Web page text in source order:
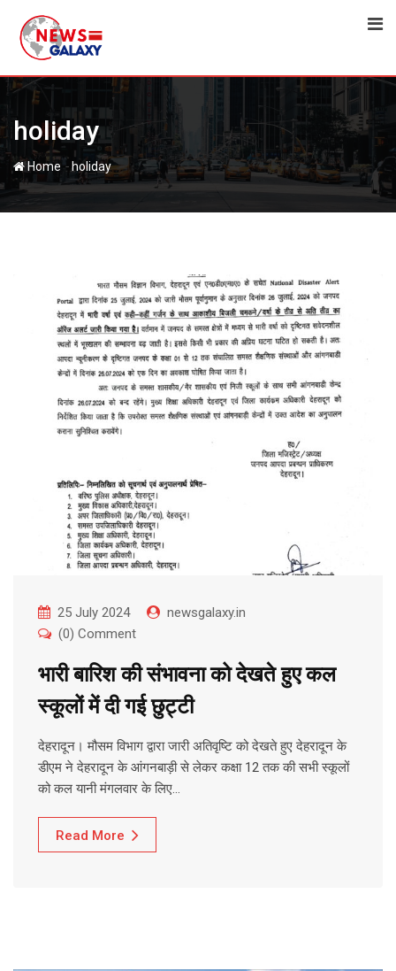
content
holiday
Home-holiday
25 July 2024
newsgalaxy.in
(0) Comment
भारी बारिश की संभावना को देखते हुए कल
स्कूलों में दी गई छुट्टी
देहरादून। मौसम विभाग द्वारा जारी अतिवृष्टि को देखते हुए देहरादून के
डीएम ने देहरादून के आंगनबाड़ी से लेकर कक्षा 12 तक की सभी स्कूलों
को कल यानी मंगलवार के लिए…
Read More